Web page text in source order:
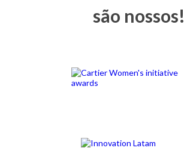
são nossos!